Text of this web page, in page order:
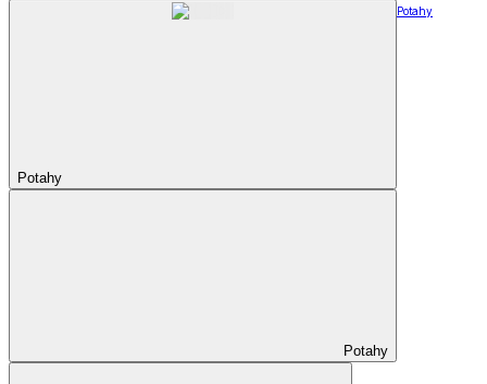
Potahy
Potahy
Potahy